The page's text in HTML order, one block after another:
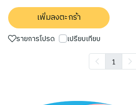
เพิ่มลงตะกร้า
รายการโปรด เปรียบเทียบ
1